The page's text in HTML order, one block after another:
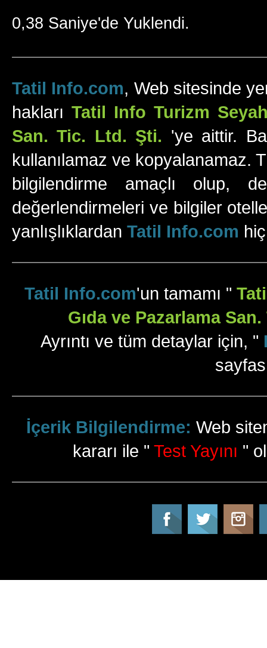
0,38 Saniye'de Yuklendi.
Tatil Info.com, Web sitesinde
hakları Tatil Info Turizm
San. Tic. Ltd. Şti. 'ye aittir.
kullanılamaz ve kopyalanamaz.
bilgilendirme amaçlı olup,
değerlendirmeleri ve bilgiler
yanlışlıklardan Tatil Info.com
Tatil Info.com'un tamamı "
Gıda ve Pazarlama
Ayrıntı ve tüm detaylar için, "
İçerik Bilgilendirme: Web
kararı ile " Test Yayını "